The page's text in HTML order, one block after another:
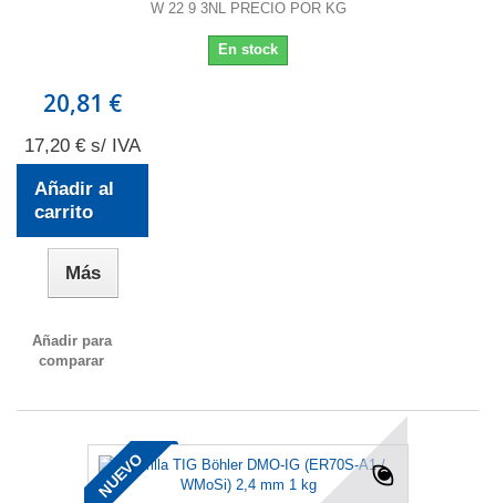
W 22 9 3NL PRECIO POR KG
En stock
20,81 €
17,20 € s/ IVA
Añadir al
carrito
Más
Añadir para
comparar
NUEVO